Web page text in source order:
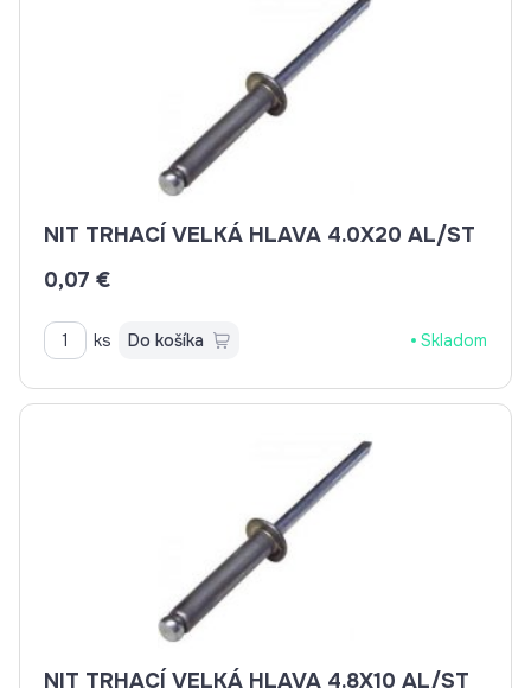
NIT TRHACÍ VELKÁ HLAVA 4.0X20 AL/ST
0,07 €
ks Do košíka Skladom
NIT TRHACÍ VELKÁ HLAVA 4.8X10 AL/ST